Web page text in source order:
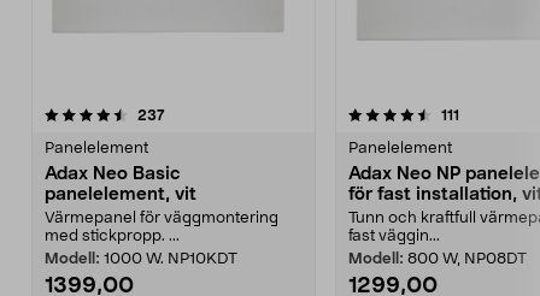
237recensioner
Panelelement
Adax Neo Basic
panelelement, vit
Värmepanel för väggmontering
med stickpropp. ...
Modell: 1000 W. NP10KDT
1399,00
4.5 av 5 stjärnor 111
Panelelement
Adax Neo NP
för fast installation,
Tunn och kraftfull
fast väggin...
Modell: 800 W, NP08DT
1299,00
4.5 av 5 stjärnor